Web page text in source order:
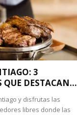
3
QUE DESTACAN...
y disfrutas las
libres donde las